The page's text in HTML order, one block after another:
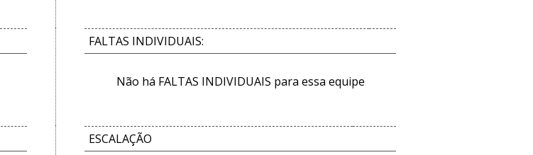
FALTAS INDIVIDUAIS:
Não há FALTAS INDIVIDUAIS para essa equipe
ESCALAÇÃO